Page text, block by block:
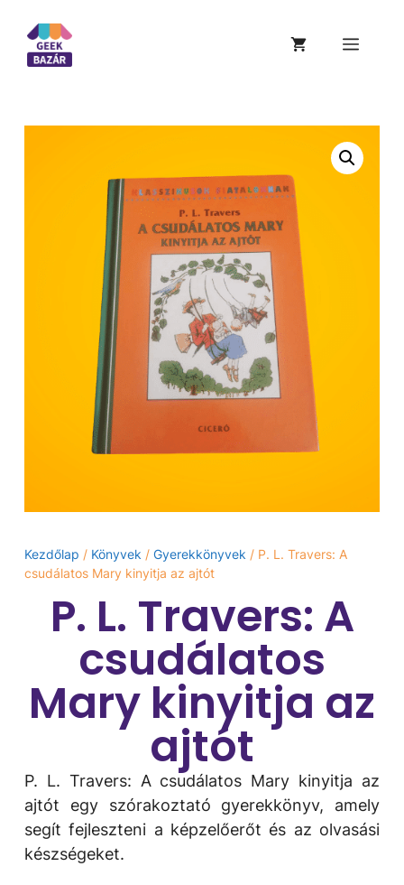
Kezdőlap / Könyvek / Gyerekkönyvek / P. L. Travers: A
csudálatos Mary kinyitja az ajtót
P. L. Travers: A
csudálatos
Mary kinyitja az
ajtót
P. L. Travers: A csudálatos Mary kinyitja az
ajtót egy szórakoztató gyerekkönyv, amely
segít fejleszteni a képzelőerőt és az olvasási
készségeket.